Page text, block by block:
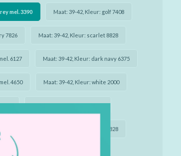
mel. 3390 Maat: 39-42, Kleur: golf 7408
7826 Maat: 39-42, Kleur: scarlet 8828
6127 Maat: 39-42, Kleur: dark navy 6375
4650 Maat: 39-42, Kleur: white 2000
Maat: 43-46, Kleur: golf 7408
7826 Maat: 43-46, Kleur: scarlet 8828
6127